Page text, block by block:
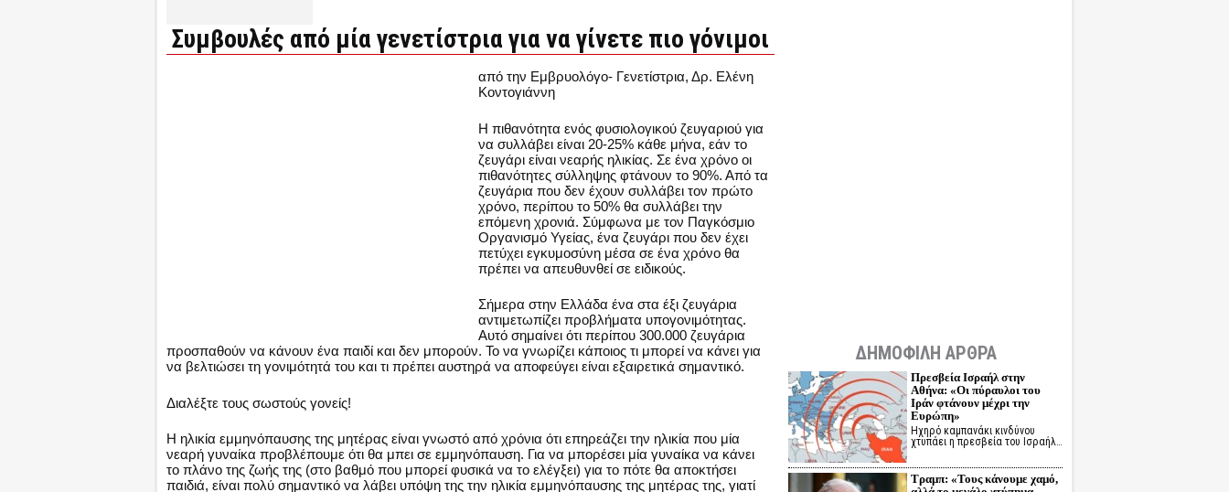
Συμβουλές από μία γενετίστρια για να γίνετε πιο γόνιμοι
από την Εμβρυολόγο- Γενετίστρια, Δρ. Ελένη
Κοντογιάννη
Η πιθανότητα ενός φυσιολογικού ζευγαριού για
να συλλάβει είναι 20-25% κάθε μήνα, εάν το
ζευγάρι είναι νεαρής ηλικίας. Σε ένα χρόνο οι
πιθανότητες σύλληψης φτάνουν το 90%. Από τα
ζευγάρια που δεν έχουν συλλάβει τον πρώτο
χρόνο, περίπου το 50% θα συλλάβει την
επόμενη χρονιά. Σύμφωνα με τον Παγκόσμιο
Οργανισμό Υγείας, ένα ζευγάρι που δεν έχει
πετύχει εγκυμοσύνη μέσα σε ένα χρόνο θα
πρέπει να απευθυνθεί σε ειδικούς.
Σήμερα στην Ελλάδα ένα στα έξι ζευγάρια
αντιμετωπίζει προβλήματα υπογονιμότητας.
Αυτό σημαίνει ότι περίπου 300.000 ζευγάρια
προσπαθούν να κάνουν ένα παιδί και δεν μπορούν. Το να γνωρίζει κάποιος τι μπορεί να κάνει για
να βελτιώσει τη γονιμότητά του και τι πρέπει αυστηρά να αποφεύγει είναι εξαιρετικά σημαντικό.
Διαλέξτε τους σωστούς γονείς!
Η ηλικία εμμηνόπαυσης της μητέρας είναι γνωστό από χρόνια ότι επηρεάζει την ηλικία που μία
νεαρή γυναίκα προβλέπουμε ότι θα μπει σε εμμηνόπαυση. Για να μπορέσει μία γυναίκα να κάνει
το πλάνο της ζωής της (στο βαθμό που μπορεί φυσικά να το ελέγξει) για το πότε θα αποκτήσει
παιδιά, είναι πολύ σημαντικό να λάβει υπόψη της την ηλικία εμμηνόπαυσης της μητέρας της, γιατί
ΔΗΜΟΦΙΛΗ ΑΡΘΡΑ
Πρεσβεία Ισραήλ στην
Αθήνα: «Οι πύραυλοι του
Ιράν φτάνουν μέχρι την
Ευρώπη»
Ηχηρό καμπανάκι κινδύνου
χτυπάει η πρεσβεία του Ισραήλ…
Τραμπ: «Τους κάνουμε χαμό,